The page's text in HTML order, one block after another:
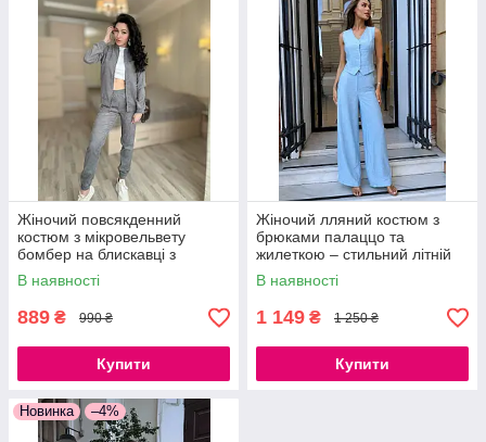
Жіночий повсякденний
костюм з мікровельвету
бомбер на блискавці з
джогерами стильний
комплект, розміри 42–52
В наявності
889 ₴ 990 ₴
Купити
Жіночий лляний костюм з
брюками палаццо та
жилеткою – стильний літній
костюм із жатого льону 42/44,
46/48
В наявності
1 149 ₴ 1 250 ₴
Купити
Новинка –4%